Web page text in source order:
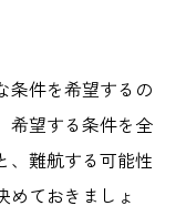
条件を希望するの
希望する条件を全
、難航する可能性
めておきましょ